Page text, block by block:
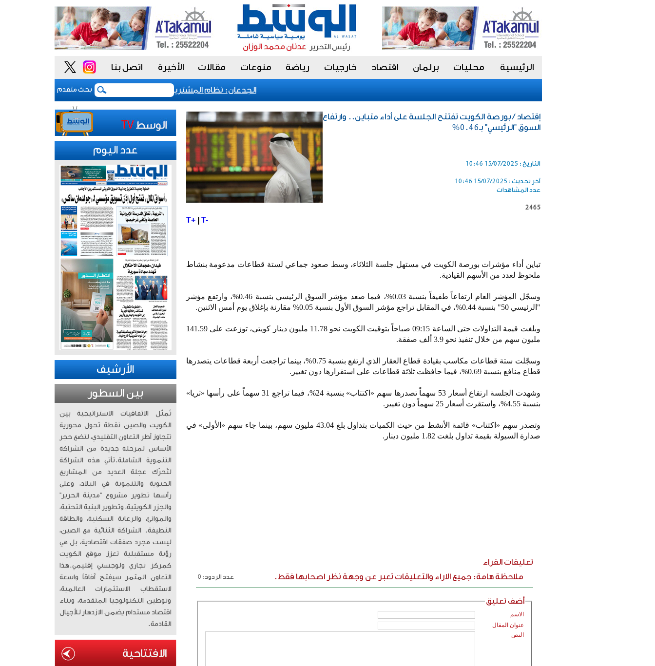
الرئيسية محليات برلمان اقتصاد خارجيات رياضة منوعات مقالات الأخيرة اتصل بنا
بحث متقدم
الجدعان: نظام المشتريات يمنح الحكومة السعودية أدوات أكثر مرونة
إقتصاد / بورصة الكويت تفتتح الجلسة على أداء متباين.. وارتفاع
السوق "الرئيسي" بـ0.46%
التاريخ : 15/07/2025 10:46
آخر تحديث : 15/07/2025 10:46
عدد المشاهدات
2465
T+| T-
تباين أداء مؤشرات بورصة الكويت في مستهل جلسة الثلاثاء، وسط صعود جماعي لستة قطاعات مدعومة بنشاط
ملحوظ لعدد من الأسهم القيادية.
وسجّل المؤشر العام ارتفاعاً طفيفاً بنسبة 0.03%، فيما صعد مؤشر السوق الرئيسي بنسبة 0.46%، وارتفع مؤشر
"الرئيسي 50" بنسبة 0.44%، في المقابل تراجع مؤشر السوق الأول بنسبة 0.05% مقارنة بإغلاق يوم أمس الاثنين.
وبلغت قيمة التداولات حتى الساعة 09:15 صباحاً بتوقيت الكويت نحو 11.78 مليون دينار كويتي، توزعت على 141.59
مليون سهم من خلال تنفيذ نحو 3.9 ألف صفقة.
وسجّلت ستة قطاعات مكاسب بقيادة قطاع العقار الذي ارتفع بنسبة 0.75%، بينما تراجعت أربعة قطاعات يتصدرها
قطاع منافع بنسبة 0.69%، فيما حافظت ثلاثة قطاعات على استقرارها دون تغيير.
وشهدت الجلسة ارتفاع أسعار 53 سهماً تصدرها سهم «اكتتاب» بنسبة 24%، فيما تراجع 31 سهماً على رأسها «ثريا»
بنسبة 4.55%، واستقرت أسعار 25 سهماً دون تغيير.
وتصدر سهم «اكتتاب» قائمة الأنشط من حيث الكميات بتداول بلغ 43.04 مليون سهم، بينما جاء سهم «الأولى» في
صدارة السيولة بقيمة تداول بلغت 1.82 مليون دينار.
تعليقات القراء
ملاحظة هامة: جميع الاراء والتعليقات تعبر عن وجهة نظر اصحابها فقط.
عدد الردود: 0
أضف تعليق
الاسم
عنوان المقال
النص
عدد اليوم
الأرشيف
بين السطور
تُمثّل الاتفاقيات الاستراتيجية بين
الكويت والصين نقطة تحول محورية
تتجاوز أطر التعاون التقليدي، لتضع حجر
الأساس لمرحلة جديدة من الشراكة
التنموية الشاملة. ​تأتي هذه الشراكة
لتُحرّك عجلة العديد من المشاريع
الحيوية والتنموية في البلاد، وعلى
رأسها تطوير مشروع “مدينة الحرير”
والجزر الكويتية، وتطوير البنية التحتية،
والموانئ، والرعاية السكنية، والطاقة
النظيفة. الشراكة الثنائية مع الصين،
ليست مجرد صفقات اقتصادية، بل هي
رؤية مستقبلية تعزز موقع الكويت
كمركز تجاري ولوجستي إقليمي. ​هذا
التعاون المثمر سيفتح آفاقاً واسعة
لاستقطاب الاستثمارات العالمية،
وتوطين التكنولوجيا المتقدمة، وبناء
اقتصاد مستدام يضمن الازدهار للأجيال
القادمة.